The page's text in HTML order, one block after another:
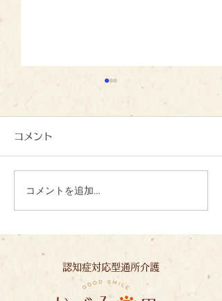
心を込めて、一文字一文
コメント
コメントを追加…
認知症対応型通所介護